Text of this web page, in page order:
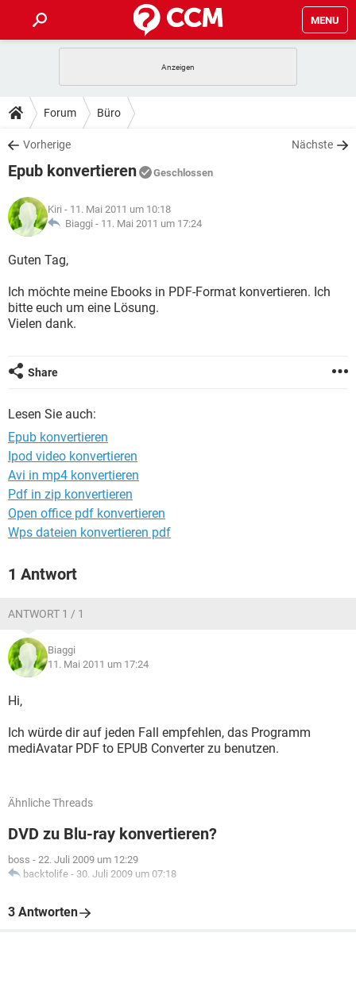
MENU
ANDROID
WINDOWS 10
WHATSAPP TIKTOK
FACEBOOK
TIPPS & TRICKS
SPIELE
WHATSAPP
FACEBOOK
DOWNLOADS
SPIELE STREAMING
ANDROID
WINDOWS 10 INSTAGRAM
WHATSAPP
FORUM
SPIELE
ANDROID
WINDOWS 10
WHATSAPP TIKTOK
FACEBOOK
LEXIKON
SPIELE
WINDOWS 10
FACEBOOK
Forum Büro
Vorherige Nächste
Epub konvertieren Geschlossen
Kiri - 11. Mai 2011 um 10:18
Biaggi - 11. Mai 2011 um 17:24
Guten Tag,
Ich möchte meine Ebooks in PDF-Format konvertieren. Ich
bitte euch um eine Lösung.
Vielen dank.
Share
Lesen Sie auch:
Epub konvertieren
Ipod video konvertieren
Avi in mp4 konvertieren
Pdf in zip konvertieren
Open office pdf konvertieren
Wps dateien konvertieren pdf
1 Antwort
ANTWORT 1 / 1
Biaggi
11. Mai 2011 um 17:24
Hi,
Ich würde dir auf jeden Fall empfehlen, das Programm
mediAvatar PDF to EPUB Converter zu benutzen.
Ähnliche Threads
DVD zu Blu-ray konvertieren?
boss - 22. Juli 2009 um 12:29
backtolife - 30. Juli 2009 um 07:18
3 Antworten